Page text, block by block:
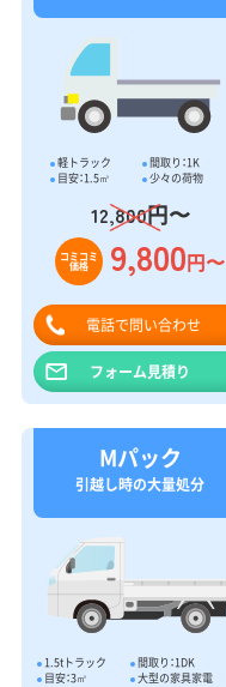
軽トラック
間取り：1K
目安：1.5㎥
少々の荷物
12,800円〜
コミコミ
価格 9,800円〜
電話で問い合わせ
フォーム見積り
Mパック
引越し時の大量処分
1.5tトラック
間取り：1DK
目安：3㎥
大型の家具家電